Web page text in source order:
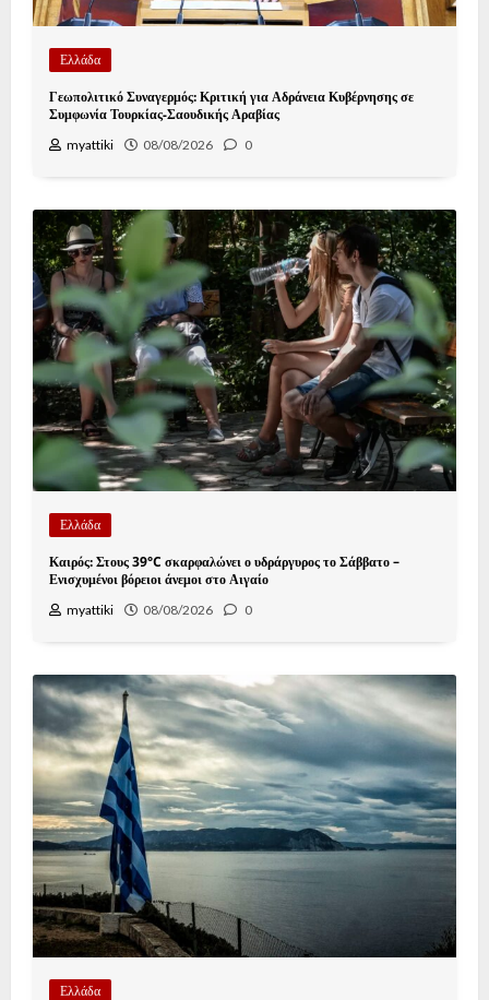
Ελλάδα
Γεωπολιτικό Συναγερμός: Κριτική για Αδράνεια Κυβέρνησης σε
Συμφωνία Τουρκίας-Σαουδικής Αραβίας
myattiki 08/08/2026 0
Ελλάδα
Καιρός: Στους 39°C σκαρφαλώνει ο υδράργυρος το Σάββατο –
Ενισχυμένοι βόρειοι άνεμοι στο Αιγαίο
myattiki 08/08/2026 0
Ελλάδα